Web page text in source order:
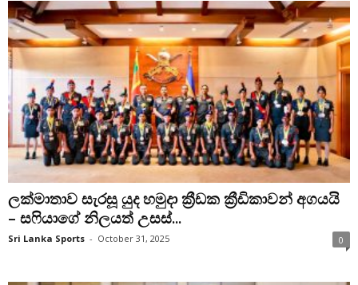
ලක්මාතාව සැරසූ යුද හමුදා ක්‍රීඩක ක්‍රීඩිකාවන් අගයයි
– සෆියාගේ නිලයත් උසස්...
Sri Lanka Sports - October 31, 2025 0